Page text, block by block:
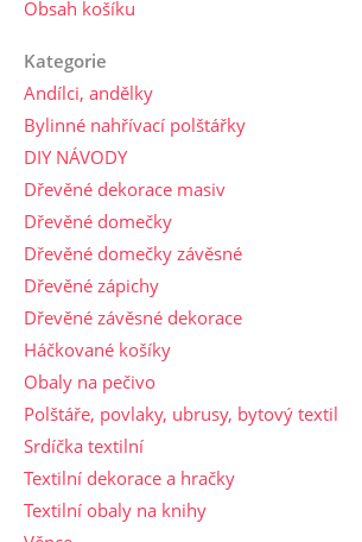
Obsah košíku
Kategorie
Andílci, andělky
Bylinné nahřívací polštářky
DIY NÁVODY
Dřevěné dekorace masiv
Dřevěné domečky
Dřevěné domečky závěsné
Dřevěné zápichy
Dřevěné závěsné dekorace
Háčkované košíky
Obaly na pečivo
Polštáře, povlaky, ubrusy, bytový textil
Srdíčka textilní
Textilní dekorace a hračky
Textilní obaly na knihy